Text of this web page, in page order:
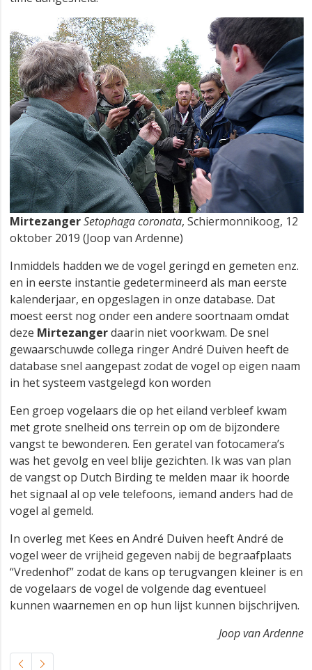
MirtezangerSetophaga coronata, Schiermonnikoog, 12
oktober 2019 (Joop van Ardenne)
Inmiddels hadden we de vogel geringd en gemeten enz.
en in eerste instantie gedetermineerd als man eerste
kalenderjaar, en opgeslagen in onze database. Dat
moest eerst nog onder een andere soortnaam omdat
deze Mirtezangerdaarin niet voorkwam. De snel
gewaarschuwde collega ringer André Duiven heeft de
database snel aangepast zodat de vogel op eigen naam
in het systeem vastgelegd kon worden
Een groep vogelaars die op het eiland verbleef kwam
met grote snelheid ons terrein op om de bijzondere
vangst te bewonderen. Een geratel van fotocamera’s
was het gevolg en veel blije gezichten. Ik was van plan
de vangst op Dutch Birding te melden maar ik hoorde
het signaal al op vele telefoons, iemand anders had de
vogel al gemeld.
In overleg met Kees en André Duiven heeft André de
vogel weer de vrijheid gegeven nabij de begraafplaats
“Vredenhof” zodat de kans op terugvangen kleiner is en
de vogelaars de vogel de volgende dag eventueel
kunnen waarnemen en op hun lijst kunnen bijschrijven.
Joop van Ardenne